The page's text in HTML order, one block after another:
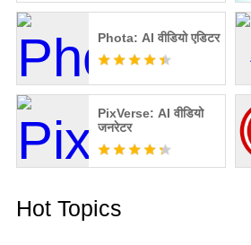
Phota: AI वीडियो एडिटर
PixVerse: AI वीडियो
जनरेटर
Hot Topics